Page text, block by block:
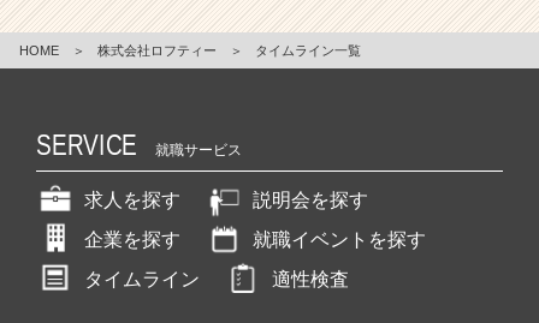
HOME ＞ 株式会社ロフティー ＞ タイムライン一覧
SERVICE 就職サービス
求人を探す
説明会を探す
企業を探す
就職イベントを探す
タイムライン
適性検査